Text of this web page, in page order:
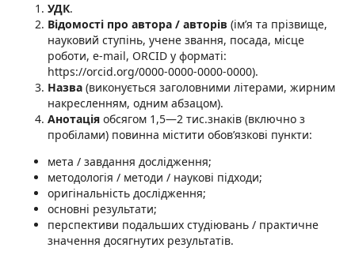
УДК.
Відомості про автора / авторів (ім’я та прізвище,
науковий ступінь, учене звання, посада, місце
роботи, e-mail, ОRCID у форматі:
https://orcid.org/0000-0000-0000-0000).
Назва(виконується заголовними літерами, жирним
накресленням, одним абзацом).
Анотаціяобсягом 1,5—2 тис.знаків (включно з
пробілами) повинна містити обов’язкові пункти:
мета / завдання дослідження;
методологія / методи / наукові підходи;
оригінальність дослідження;
основні результати;
перспективи подальших студіювань / практичне
значення досягнутих результатів.